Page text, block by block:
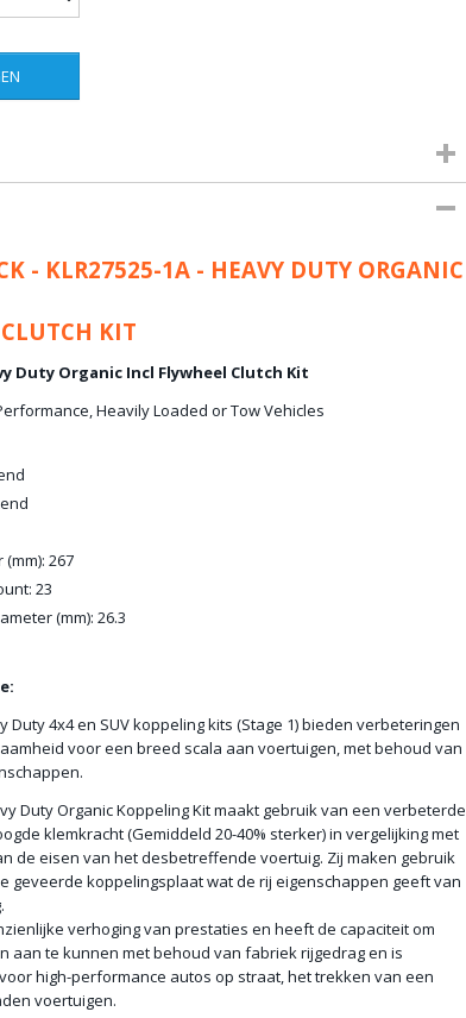
- KLR27525-1A - HEAVY DUTY ORGANIC
KIT
Duty Organic Incl Flywheel Clutch Kit
Heavily Loaded or Tow Vehicles
267
23
(mm): 26.3
Duty 4x4 en SUV koppeling kits (Stage 1) bieden verbeteringen
voor een breed scala aan voertuigen, met behoud van
Duty Organic Koppeling Kit maakt gebruik van een verbeterde
klemkracht (Gemiddeld 20-40% sterker) in vergelijking met
de eisen van het desbetreffende voertuig. Zij maken gebruik
geveerde koppelingsplaat wat de rij eigenschappen geeft van
verhoging van prestaties en heeft de capaciteit om
aan te kunnen met behoud van fabriek rijgedrag en is
high-performance autos op straat, het trekken van een
voertuigen.